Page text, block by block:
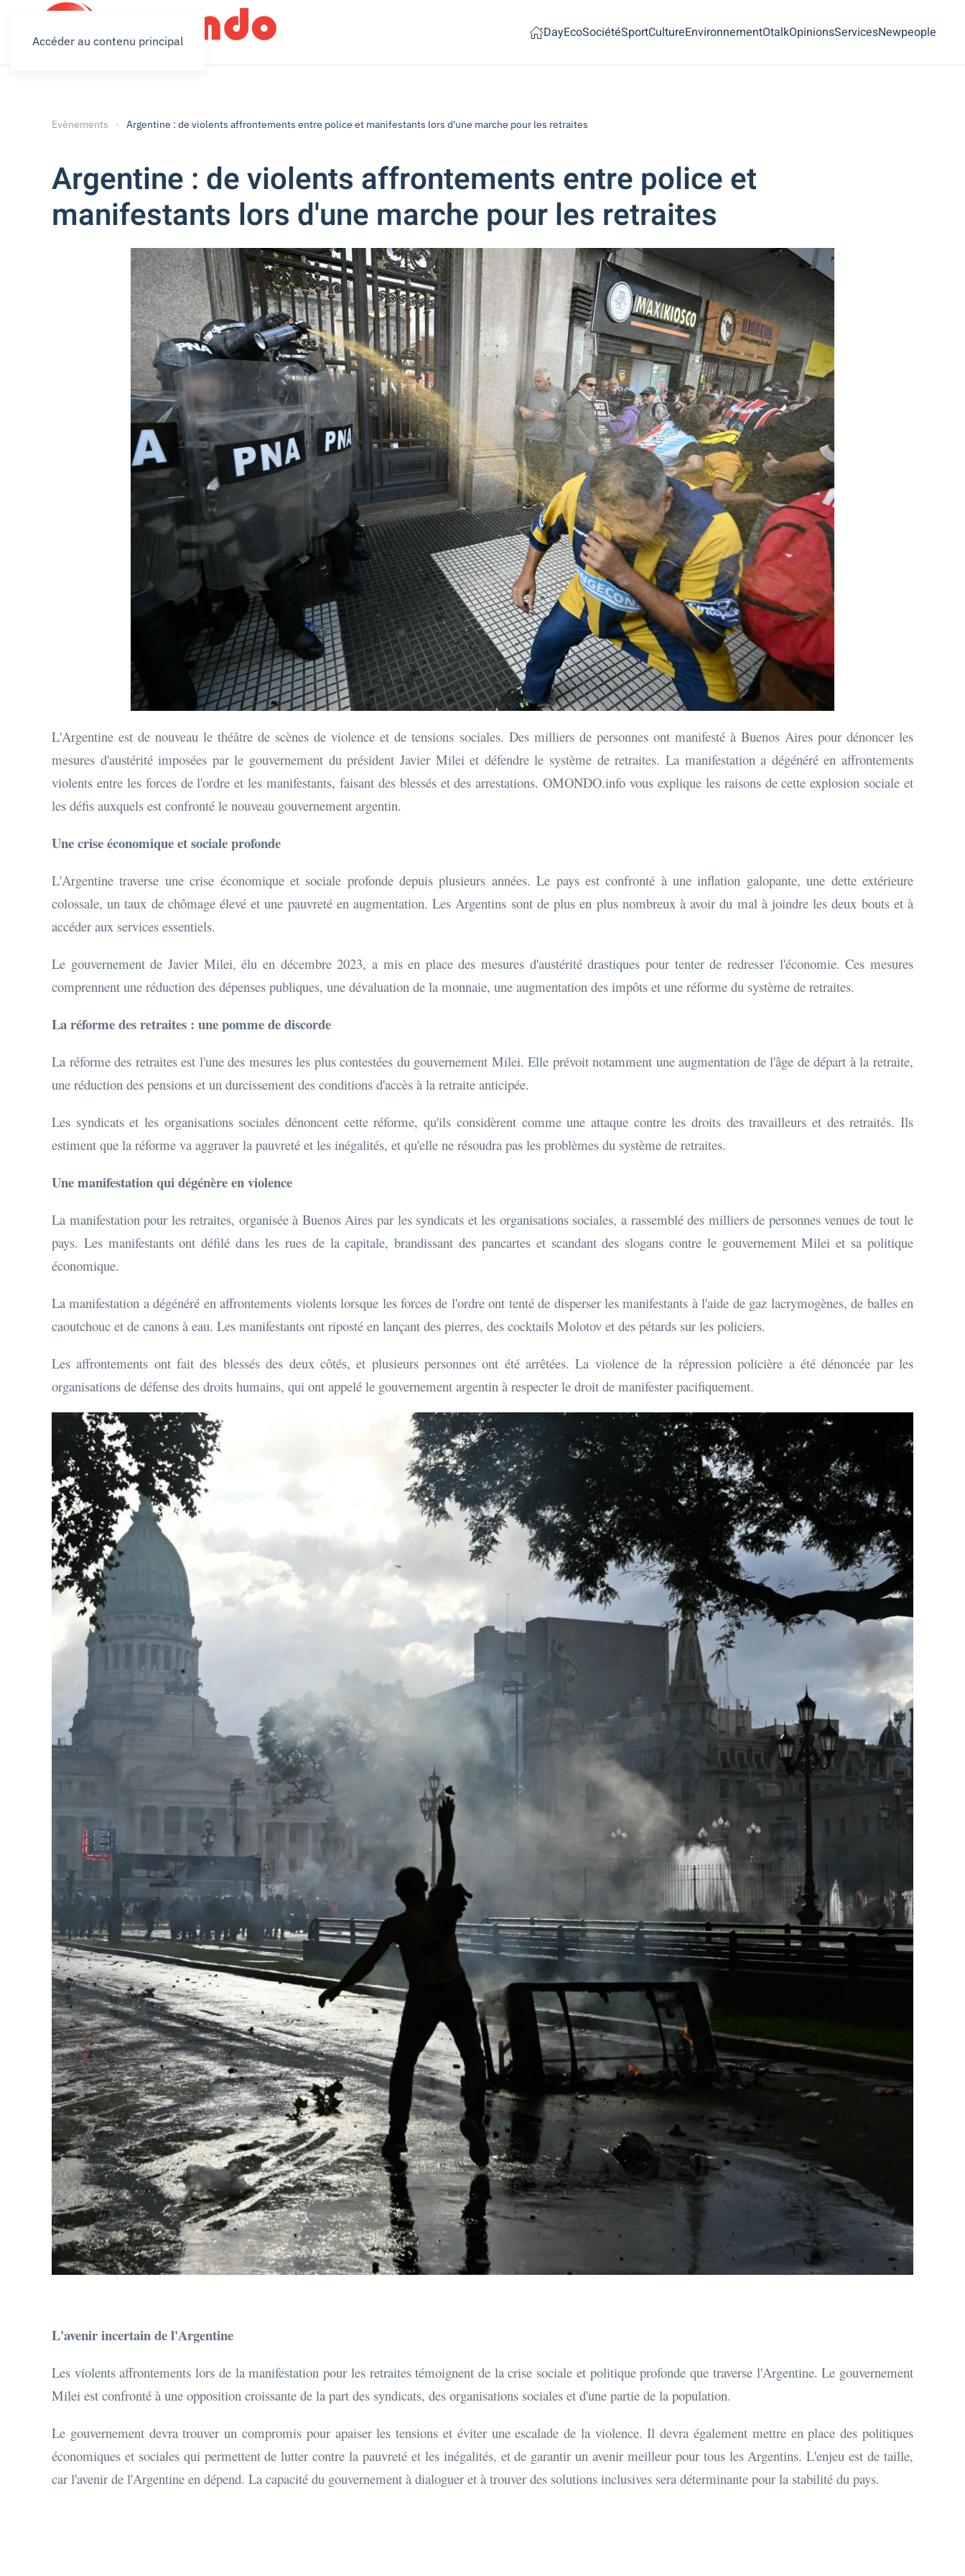
Accéder au contenu principal DayEcoSociétéSportCultureEnvironnementOtalkOpinionsServicesNewpeople
Evènements Argentine : de violents affrontements entre police et manifestants lors d'une marche pour les retraites
Argentine : de violents affrontements entre police et
manifestants lors d'une marche pour les retraites
L'Argentine est de nouveau le théâtre de scènes de violence et de tensions sociales. Des milliers de personnes ont manifesté à Buenos Aires pour dénoncer les
mesures d'austérité imposées par le gouvernement du président Javier Milei et défendre le système de retraites. La manifestation a dégénéré en affrontements
violents entre les forces de l'ordre et les manifestants, faisant des blessés et des arrestations. OMONDO.info vous explique les raisons de cette explosion sociale et
les défis auxquels est confronté le nouveau gouvernement argentin.
Une crise économique et sociale profonde
L'Argentine traverse une crise économique et sociale profonde depuis plusieurs années. Le pays est confronté à une inflation galopante, une dette extérieure
colossale, un taux de chômage élevé et une pauvreté en augmentation. Les Argentins sont de plus en plus nombreux à avoir du mal à joindre les deux bouts et à
accéder aux services essentiels.
Le gouvernement de Javier Milei, élu en décembre 2023, a mis en place des mesures d'austérité drastiques pour tenter de redresser l'économie. Ces mesures
comprennent une réduction des dépenses publiques, une dévaluation de la monnaie, une augmentation des impôts et une réforme du système de retraites.
La réforme des retraites : une pomme de discorde
La réforme des retraites est l'une des mesures les plus contestées du gouvernement Milei. Elle prévoit notamment une augmentation de l'âge de départ à la retraite,
une réduction des pensions et un durcissement des conditions d'accès à la retraite anticipée.
Les syndicats et les organisations sociales dénoncent cette réforme, qu'ils considèrent comme une attaque contre les droits des travailleurs et des retraités. Ils
estiment que la réforme va aggraver la pauvreté et les inégalités, et qu'elle ne résoudra pas les problèmes du système de retraites.
Une manifestation qui dégénère en violence
La manifestation pour les retraites, organisée à Buenos Aires par les syndicats et les organisations sociales, a rassemblé des milliers de personnes venues de tout le
pays. Les manifestants ont défilé dans les rues de la capitale, brandissant des pancartes et scandant des slogans contre le gouvernement Milei et sa politique
économique.
La manifestation a dégénéré en affrontements violents lorsque les forces de l'ordre ont tenté de disperser les manifestants à l'aide de gaz lacrymogènes, de balles en
caoutchouc et de canons à eau. Les manifestants ont riposté en lançant des pierres, des cocktails Molotov et des pétards sur les policiers.
Les affrontements ont fait des blessés des deux côtés, et plusieurs personnes ont été arrêtées. La violence de la répression policière a été dénoncée par les
organisations de défense des droits humains, qui ont appelé le gouvernement argentin à respecter le droit de manifester pacifiquement.
L'avenir incertain de l'Argentine
Les violents affrontements lors de la manifestation pour les retraites témoignent de la crise sociale et politique profonde que traverse l'Argentine. Le gouvernement
Milei est confronté à une opposition croissante de la part des syndicats, des organisations sociales et d'une partie de la population.
Le gouvernement devra trouver un compromis pour apaiser les tensions et éviter une escalade de la violence. Il devra également mettre en place des politiques
économiques et sociales qui permettent de lutter contre la pauvreté et les inégalités, et de garantir un avenir meilleur pour tous les Argentins. L'enjeu est de taille,
car l'avenir de l'Argentine en dépend. La capacité du gouvernement à dialoguer et à trouver des solutions inclusives sera déterminante pour la stabilité du pays.